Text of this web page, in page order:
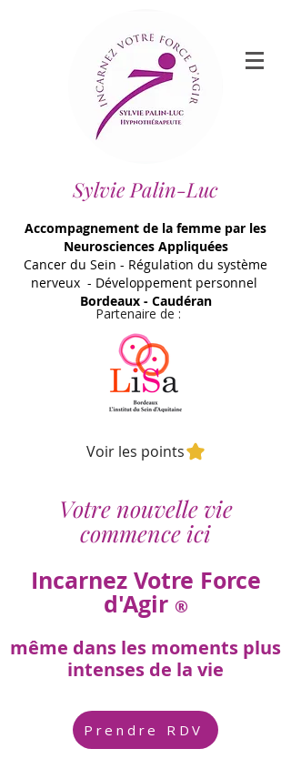
Sylvie Palin-Luc
Accompagnement de la femme par les
Neurosciences Appliquées
Cancer du Sein - Régulation du système
nerveux - Développement personnel
Bordeaux - Caudéran
Partenaire de :
Voir les points
Votre nouvelle vie
commence ici
Incarnez Votre Force
d'Agir ®
même dans les moments plus
intenses de la vie
Prendre RDV